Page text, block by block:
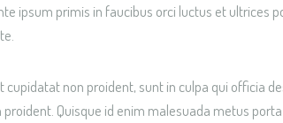
ipsum primis in faucibus orci luctus et ultrices
cupidatat non proident, sunt in culpa qui officia
Quisque id enim malesuada metus